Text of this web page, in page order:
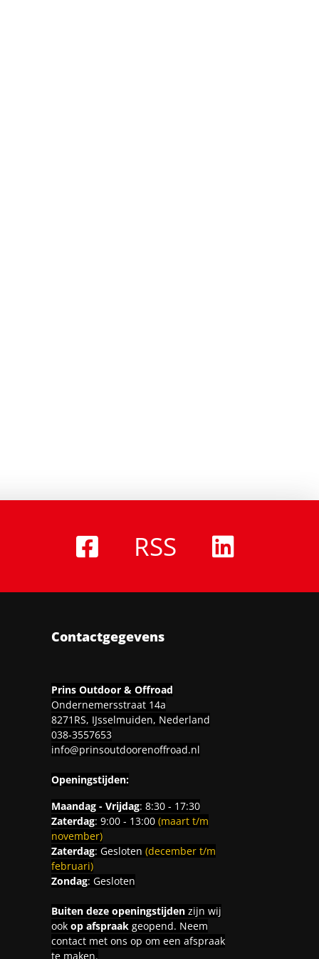
RSS
Contactgegevens
Prins Outdoor & Offroad
Ondernemersstraat 14a
8271RS, IJsselmuiden, Nederland
038-3557653
info@prinsoutdoorenoffroad.nl
Openingstijden:
Maandag - Vrijdag: 8:30 - 17:30
Zaterdag: 9:00 - 13:00 (maart t/m
november)
Zaterdag: Gesloten (december t/m
februari)
Zondag: Gesloten
Buiten deze openingstijdenzijn wij
ook op afspraakgeopend. Neem
contact met ons op om een afspraak
te maken.